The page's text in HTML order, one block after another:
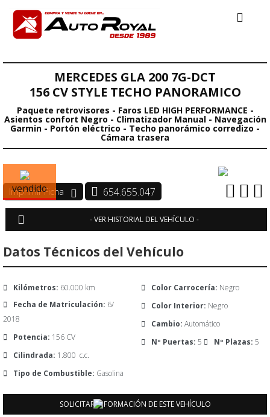
MERCEDES GLA 200 7G-DCT
156 CV STYLE TECHO PANORAMICO
Paquete retrovisores - Faros LED HIGH PERFORMANCE -
Asientos confort Negro - Climatizador Manual - Navegación
Garmin - Portón eléctrico - Techo panorámico corredizo -
Cámara trasera
vendido 654.655.047
- VER HISTORIAL DEL VEHÍCULO -
Datos Técnicos del Vehículo
Kilómetros:
60.000 km
Fecha de Matriculación: 6/
2018
Potencia: 156 CV
Cilindrada:
1.800 c.c.
Tipo de Combustible: Gasolina
Color Carrocería: Negro
Color Interior: Negro
Cambio: Automático
Nº Puertas: 5 Nº Plazas: 5
SOLICITAR INFORMACIÓN DE ESTE VEHÍCULO